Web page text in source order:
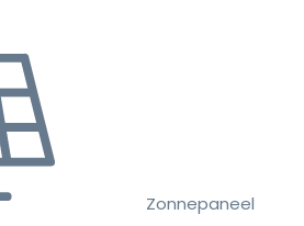
Zonnepaneel